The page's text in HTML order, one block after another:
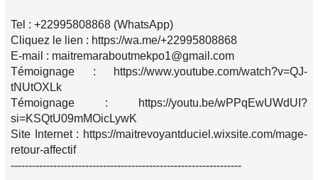
Tel : +22995808868 (WhatsApp)
Cliquez le lien : https://wa.me/+22995808868
E-mail : maitremaraboutmekpo1@gmail.com
Témoignage : https://www.youtube.com/watch?v=QJ-
tNUtOXLk
Témoignage : https://youtu.be/wPPqEwUWdUI?
si=KSQtU09mMOicLywK
Site Internet : https://maitrevoyantduciel.wixsite.com/mage-
retour-affectif
-----------------------------------------------------------------